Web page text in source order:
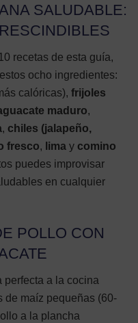
SALUDABLE:
recetas de esta guía,
ocho ingredientes:
calóricas), frijoles
maduro,
, chiles (jalapeño,
fresco, lima y comino
puedes improvisar
en cualquier
POLLO CON
perfecta a la cocina
de maíz pequeñas (60-
a la plancha